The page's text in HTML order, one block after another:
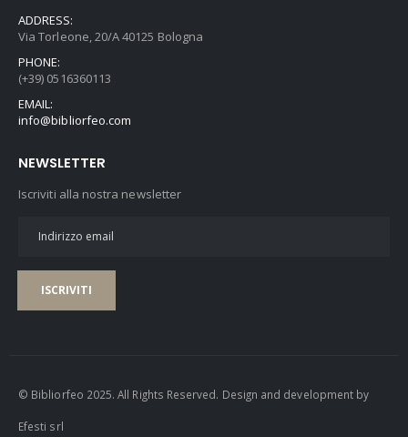
ADDRESS:
Via Torleone, 20/A 40125 Bologna
PHONE:
(+39) 0516360113
EMAIL:
info@bibliorfeo.com
NEWSLETTER
Iscriviti alla nostra newsletter
ISCRIVITI
© Bibliorfeo 2025. All Rights Reserved. Design and development by
Efesti srl